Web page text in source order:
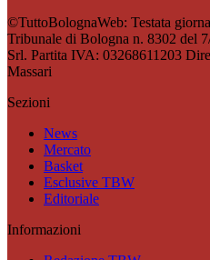
©TuttoBolognaWeb: Testata
Tribunale di Bologna n. 8302 del
Srl. Partita IVA: 03268611203
Massari
Sezioni
News
Mercato
Basket
Esclusive TBW
Editoriale
Informazioni